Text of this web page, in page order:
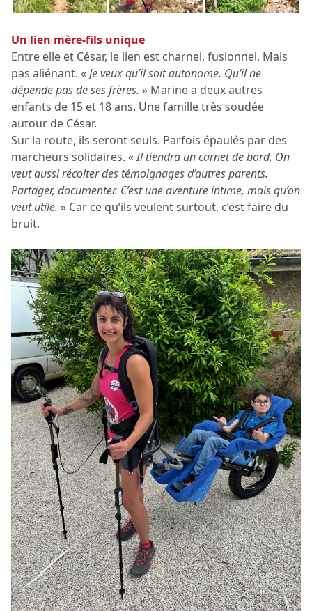
Un lien mère-fils unique
Entre elle et César, le lien est charnel, fusionnel. Mais
pas aliénant. «Je veux qu’il soit autonome. Qu’il ne
dépende pas de ses frères. » Marine a deux autres
enfants de 15 et 18 ans. Une famille très soudée
autour de César.
Sur la route, ils seront seuls. Parfois épaulés par des
marcheurs solidaires. «Il tiendra un carnet de bord. On
veut aussi récolter des témoignages d’autres parents.
Partager, documenter. C’est une aventure intime, mais qu’on
veut utile. » Car ce qu’ils veulent surtout, c’est faire du
bruit.